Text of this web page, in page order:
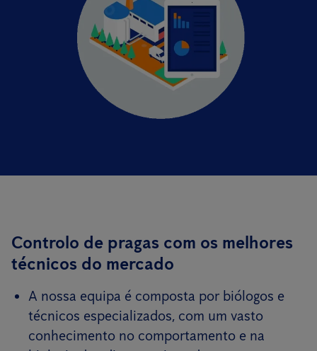
Controlo de pragas com os melhores
técnicos do mercado
A nossa equipa é composta por biólogos e
técnicos especializados, com um vasto
conhecimento no comportamento e na